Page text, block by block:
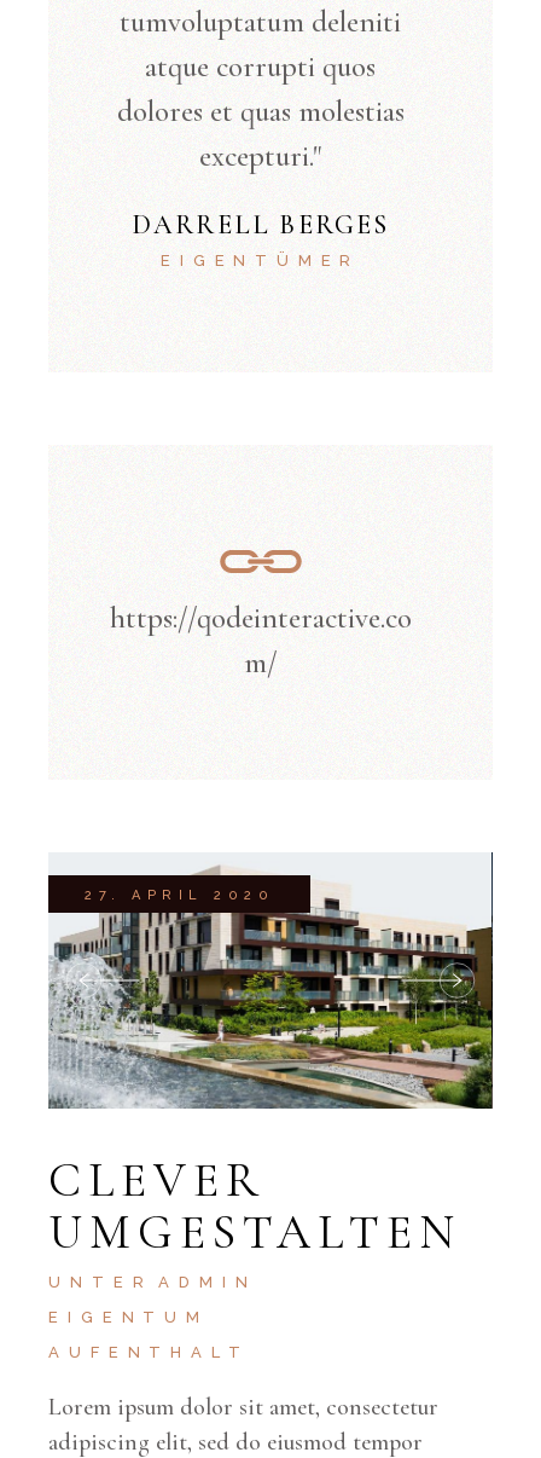
tumvoluptatum deleniti
atque corrupti quos
dolores et quas molestias
excepturi."
DARRELL BERGES
EIGENTÜMER
https://qodeinteractive.co
m/
27. APRIL 2020
CLEVER
UMGESTALTEN
UNTER
ADMIN
EIGENTUM
AUFENTHALT
Lorem ipsum dolor sit amet, consectetur
adipiscing elit, sed do eiusmod tempor